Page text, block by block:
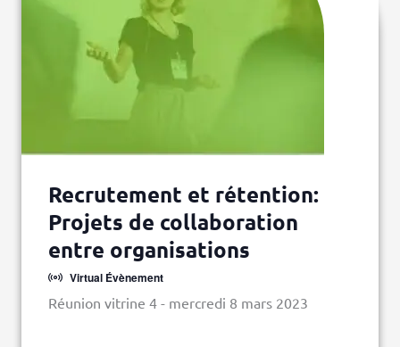
Recrutement et rétention:
Projets de collaboration
entre organisations
Virtual Évènement
Réunion vitrine 4 - mercredi 8 mars 2023